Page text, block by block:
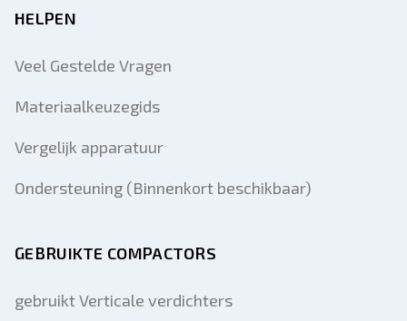
HELPEN
Veel Gestelde Vragen
Materiaalkeuzegids
Vergelijk apparatuur
Ondersteuning (Binnenkort beschikbaar)
GEBRUIKTE COMPACTORS
gebruikt Verticale verdichters